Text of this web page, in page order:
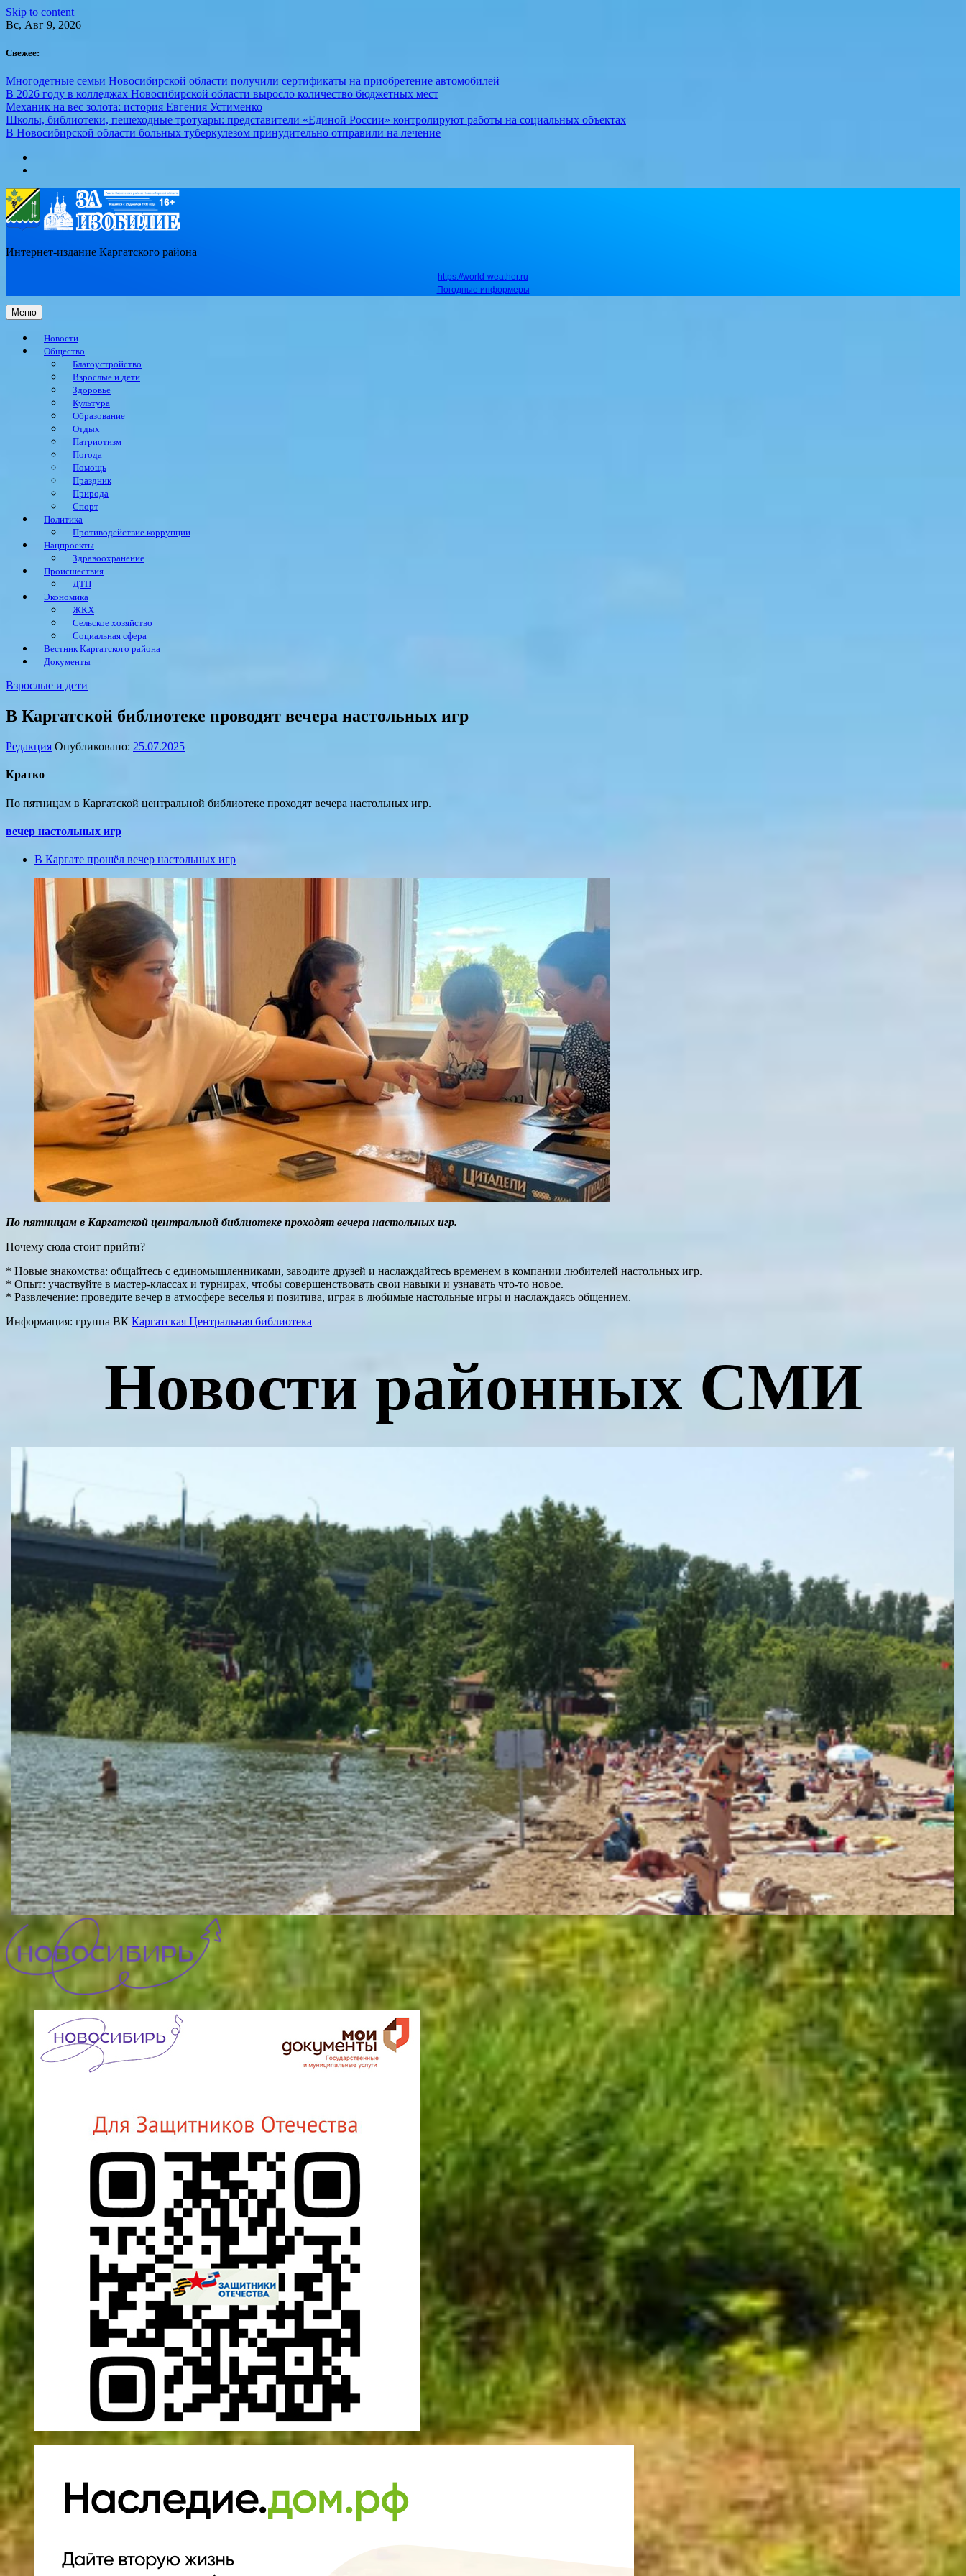
Skip to content
Вс, Авг 9, 2026
Свежее:
Многодетные семьи Новосибирской области получили сертификаты на приобретение автомобилей
В 2026 году в колледжах Новосибирской области выросло количество бюджетных мест
Механик на вес золота: история Евгения Устименко
Школы, библиотеки, пешеходные тротуары: представители «Единой России» контролируют работы на социальных объектах
В Новосибирской области больных туберкулезом принудительно отправили на лечение
Интернет-издание Каргатского района
https://world-weather.ru
Погодные информеры
Меню
Новости
Общество
Благоустройство
Взрослые и дети
Здоровье
Культура
Образование
Отдых
Патриотизм
Погода
Помощь
Праздник
Природа
Спорт
Политика
Противодействие коррупции
Нацпроекты
Здравоохранение
Происшествия
ДТП
Экономика
ЖКХ
Сельское хозяйство
Социальная сфера
Вестник Каргатского района
Документы
Взрослые и дети
В Каргатской библиотеке проводят вечера настольных игр
Редакция Опубликовано: 25.07.2025
Кратко
По пятницам в Каргатской центральной библиотеке проходят вечера настольных игр.
вечер настольных игр
В Каргате прошёл вечер настольных игр
По пятницам в Каргатской центральной библиотеке проходят вечера настольных игр.
Почему сюда стоит прийти?
* Новые знакомства: общайтесь с единомышленниками, заводите друзей и наслаждайтесь временем в компании любителей настольных игр.
* Опыт: участвуйте в мастер-классах и турнирах, чтобы совершенствовать свои навыки и узнавать что-то новое.
* Развлечение: проведите вечер в атмосфере веселья и позитива, играя в любимые настольные игры и наслаждаясь общением.
Информация: группа ВК Каргатская Центральная библиотека